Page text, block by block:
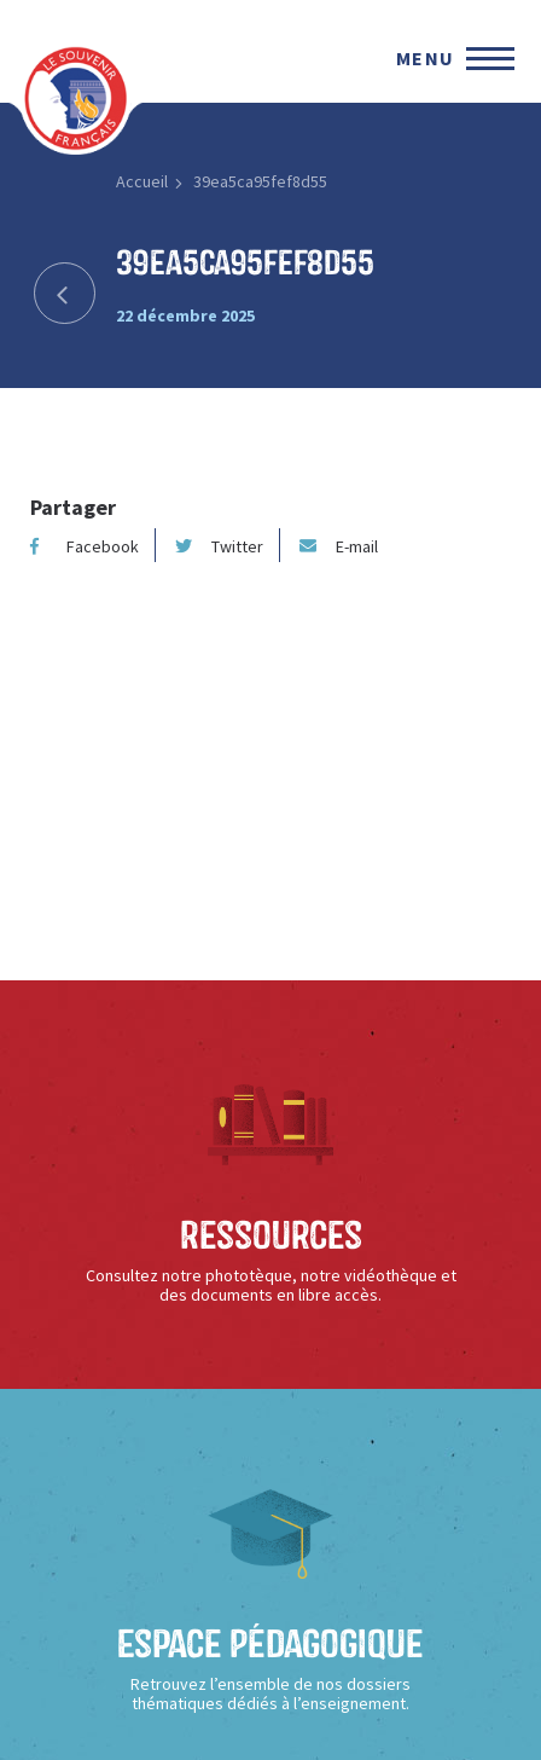
MENU
Accueil 39ea5ca95fef8d55
39ea5ca95fef8d55
22 décembre 2025
Partager
Facebook Twitter E-mail
Ressources
Consultez notre phototèque, notre vidéothèque et
des documents en libre accès.
Espace Pédagogique
Retrouvez l’ensemble de nos dossiers
thématiques dédiés à l’enseignement.